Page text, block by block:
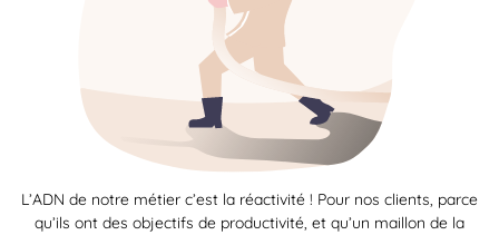
L’ADN de notre métier c’est la réactivité ! Pour nos clients, parce
qu’ils ont des objectifs de productivité, et qu’un maillon de la